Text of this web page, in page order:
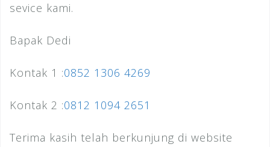
sevice kami.
Bapak Dedi
Kontak 1 :0852 1306 4269
Kontak 2 :0812 1094 2651
Terima kasih telah berkunjung di website